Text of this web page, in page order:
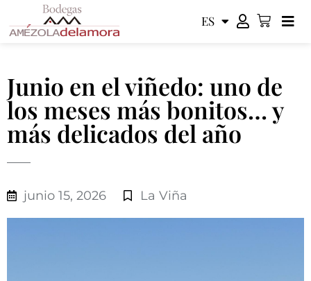
ES
EN
Junio en el viñedo: uno de
los meses más bonitos… y
más delicados del año
junio 15, 2026 La Viña